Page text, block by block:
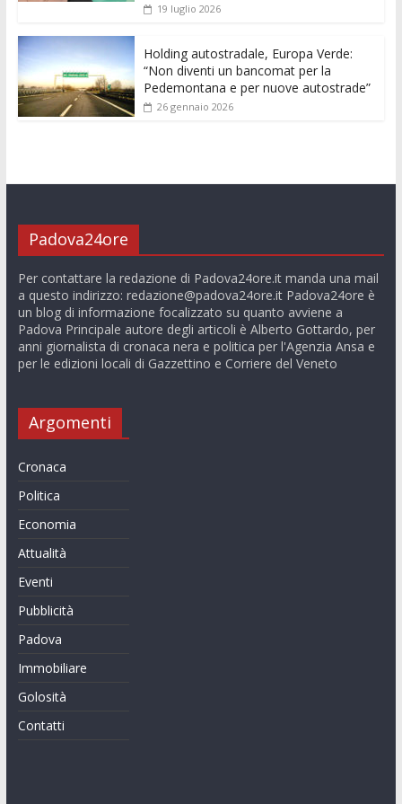
19 luglio 2026
Holding autostradale, Europa Verde:
“Non diventi un bancomat per la
Pedemontana e per nuove autostrade”
26 gennaio 2026
Padova24ore
Per contattare la redazione di Padova24ore.it manda una mail
a questo indirizzo: redazione@padova24ore.itPadova24ore è
un blog di informazione focalizzato su quanto avviene a
Padova Principale autore degli articoli è Alberto Gottardo, per
anni giornalista di cronaca nera e politica per l'Agenzia Ansa e
per le edizioni locali di Gazzettino e Corriere del Veneto
Argomenti
Cronaca
Politica
Economia
Attualità
Eventi
Pubblicità
Padova
Immobiliare
Golosità
Contatti